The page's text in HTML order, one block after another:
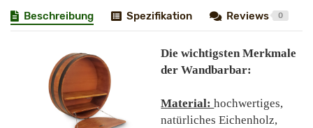
Beschreibung Spezifikation Reviews 0
Die wichtigsten Merkmale
derWandbarbar:
Material:hochwertiges,
natürliches Eichenholz,